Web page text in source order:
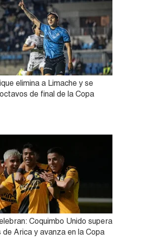
elimina a Limache y se
de final de la Copa
Coquimbo Unido supera
de Arica y avanza en la Copa